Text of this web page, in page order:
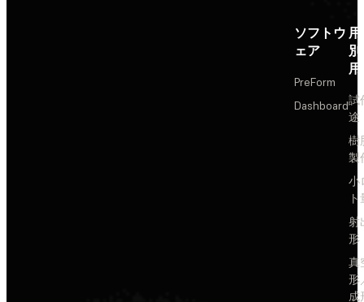
ソフトウ
ェア
PreForm
Dashboard試
途
樹
製
小
射
形
真
形
成